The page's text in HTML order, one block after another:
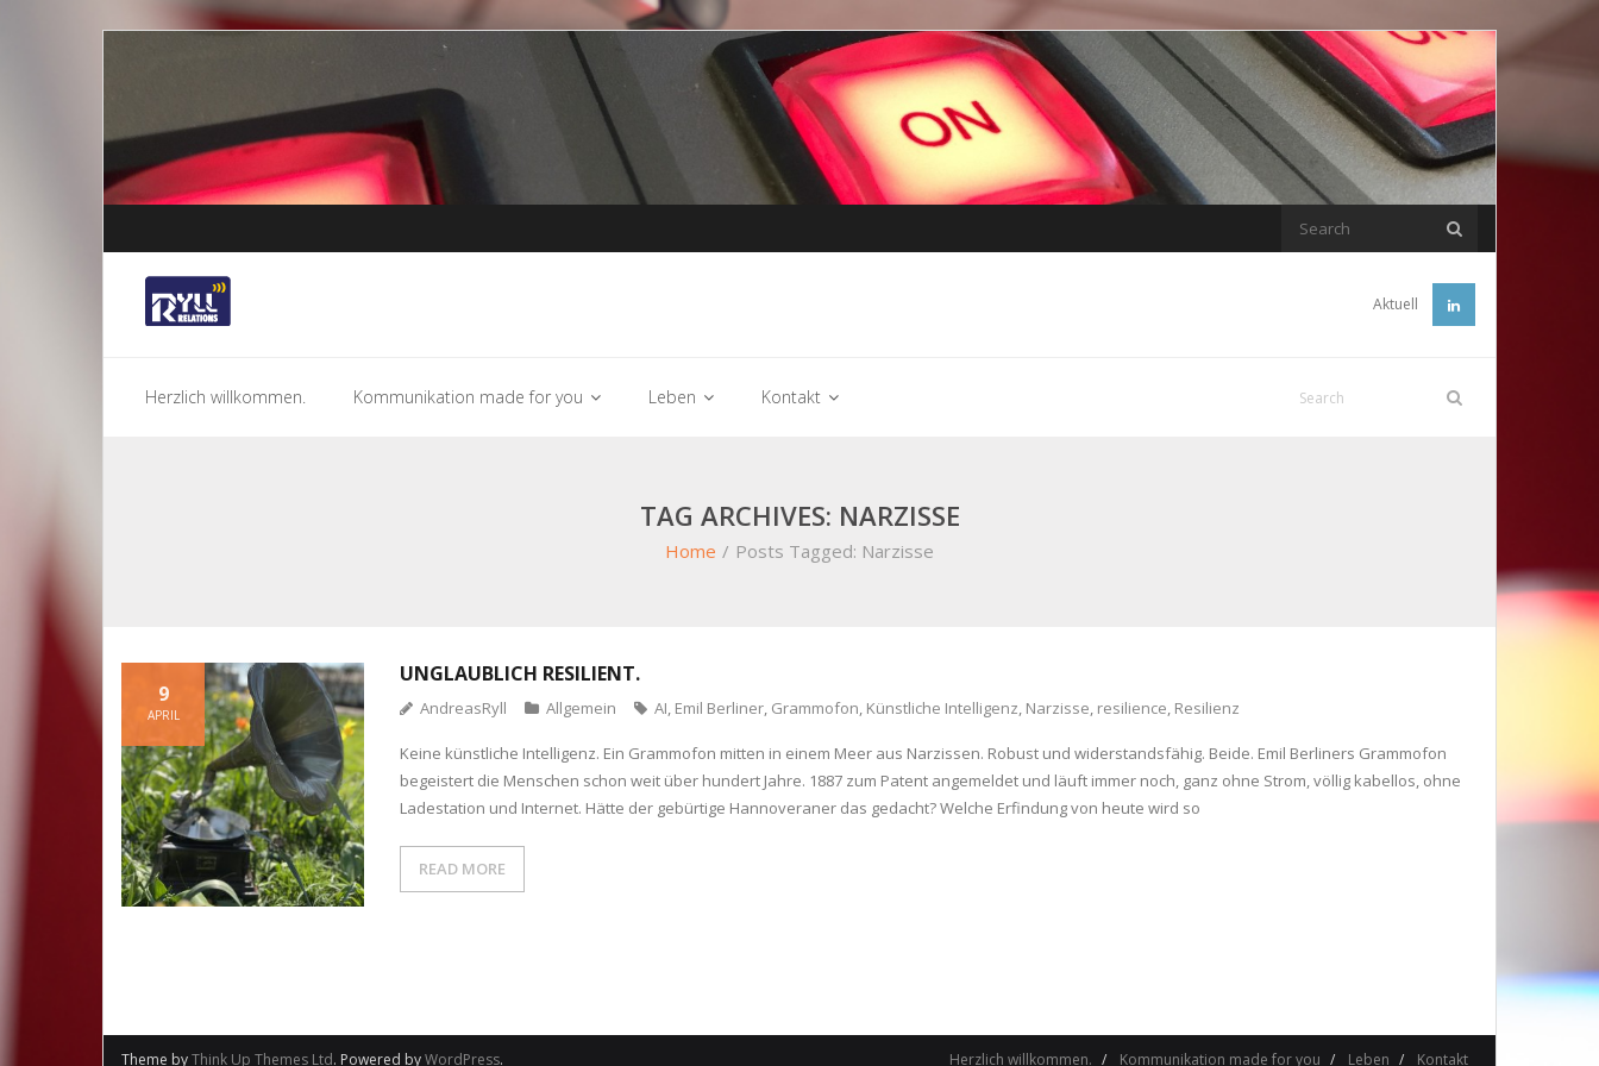
Aktuell
Herzlich willkommen. Kommunikation made for you Leben Kontakt
TAG ARCHIVES: NARZISSE
Home / Posts Tagged: Narzisse
UNGLAUBLICH RESILIENT.
9
APRIL AndreasRyll Allgemein AI, Emil Berliner, Grammofon, Künstliche Intelligenz, Narzisse, resilience, Resilienz
Keine künstliche Intelligenz. Ein Grammofon mitten in einem Meer aus Narzissen. Robust und widerstandsfähig. Beide. Emil Berliners Grammofon
begeistert die Menschen schon weit über hundert Jahre. 1887 zum Patent angemeldet und läuft immer noch, ganz ohne Strom, völlig kabellos, ohne
Ladestation und Internet. Hätte der gebürtige Hannoveraner das gedacht? Welche Erfindung von heute wird so
READ MORE
Theme byThink Up Themes Ltd. Powered byWordPress. Herzlich willkommen. Kommunikation made for you Leben Kontakt